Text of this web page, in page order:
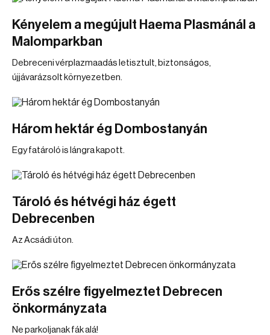
Kényelem a megújult Haema Plasmánál a
Malomparkban
Debreceni vérplazmaadás letisztult, biztonságos,
újjávarázsolt környezetben.
Három hektár ég Dombostanyán
Egy fatároló is lángra kapott.
Tároló és hétvégi ház égett
Debrecenben
Az Acsádi úton.
Erős szélre figyelmeztet Debrecen
önkormányzata
Ne parkoljanak fák alá!